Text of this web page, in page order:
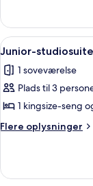
ADA)
suite
(Helen
Atwater
Indlæs
alle
billeder
af
Junior-
studiosuite
3
Junior-studiosuite
1 soveværelse
Plads til 3
1 kingsize-seng
Flere oplysninger
Flere
studiosuite